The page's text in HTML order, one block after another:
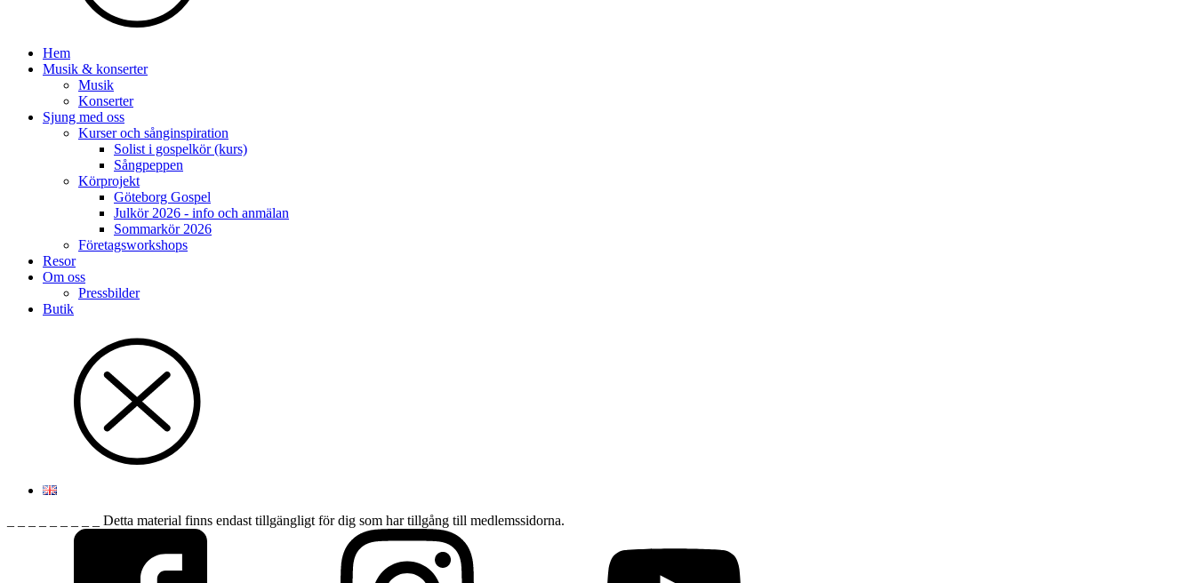
Hem
Musik & konserter
Musik
Konserter
Sjung med oss
Kurser och sånginspiration
Solist i gospelkör (kurs)
Sångpeppen
Körprojekt
Göteborg Gospel
Julkör 2026 - info och anmälan
Sommarkör 2026
Företagsworkshops
Resor
Om oss
Pressbilder
Butik
_ _ _ _ _ _ _ _ _ Detta material finns endast tillgängligt för dig som har tillgång till medlemssidorna.